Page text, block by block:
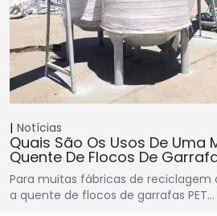
Notícias
Quais São Os Usos De Uma
Quente De Flocos De
Para muitas fábricas de reciclagem
a quente de flocos de garrafas PET…